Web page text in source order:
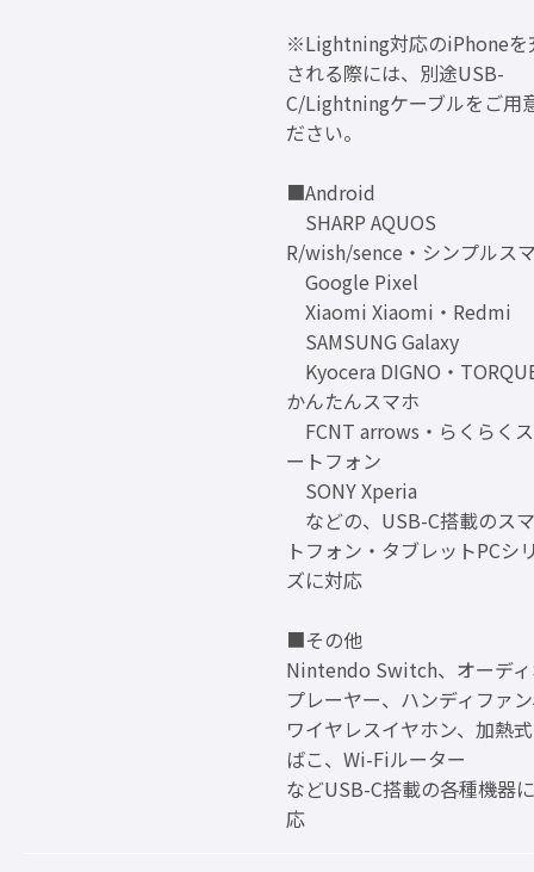
※Lightning対応のiPhoneを
される際には、別途USB-
C/Lightningケーブルをご用
ださい。
■Android
SHARP AQUOS
R/wish/sence・シンプルス
Google Pixel
Xiaomi Xiaomi・Redmi
SAMSUNG Galaxy
Kyocera DIGNO・
かんたんスマホ
FCNT arrows・らくらく
ートフォン
SONY Xperia
などの、USB-C搭載のス
トフォン・タブレットPCシ
ズに対応
■その他
Nintendo Switch、オーデ
プレーヤー、ハンディファ
ワイヤレスイヤホン、加熱
ばこ、Wi-Fiルーター
などUSB-C搭載の各種機器
応